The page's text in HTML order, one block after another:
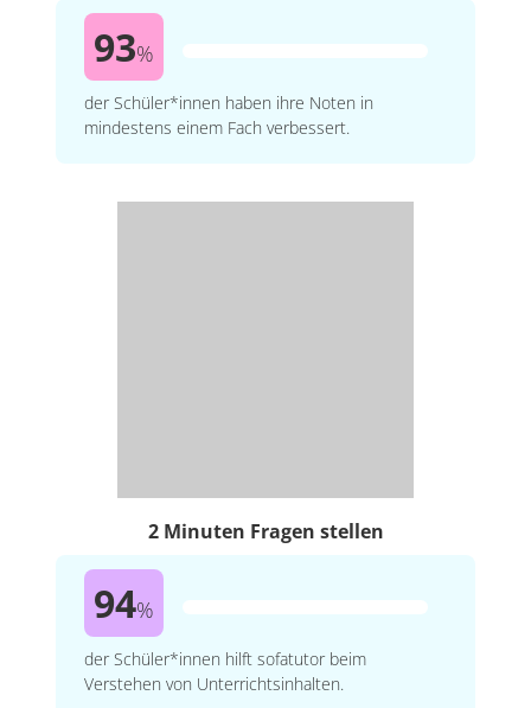
93%
der Schüler*innen haben ihre Noten in
mindestens einem Fach verbessert.
2 Minuten Fragen stellen
94%
der Schüler*innen hilft sofatutor beim
Verstehen von Unterrichtsinhalten.